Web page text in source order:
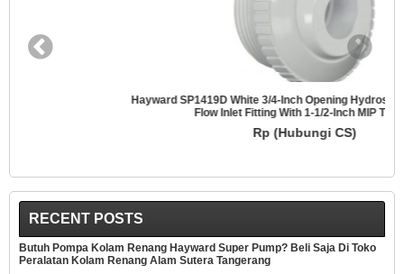
Hayward SP1419D White 3/4-Inch Opening Hydrostream Directional
Flow Inlet Fitting With 1-1/2-Inch MIP Thread
Rp (Hubungi CS)
RECENT POSTS
Butuh Pompa Kolam Renang Hayward Super Pump? Beli Saja Di Toko
Peralatan Kolam Renang Alam Sutera Tangerang